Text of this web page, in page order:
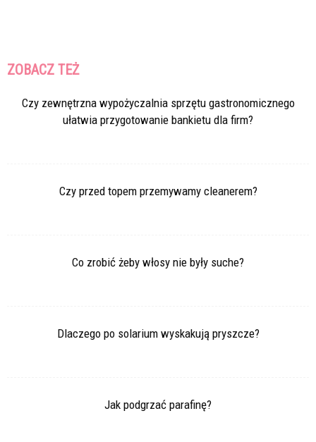
ZOBACZ TEŻ
Czy zewnętrzna wypożyczalnia sprzętu gastronomicznego
ułatwia przygotowanie bankietu dla firm?
Czy przed topem przemywamy cleanerem?
Co zrobić żeby włosy nie były suche?
Dlaczego po solarium wyskakują pryszcze?
Jak podgrzać parafinę?